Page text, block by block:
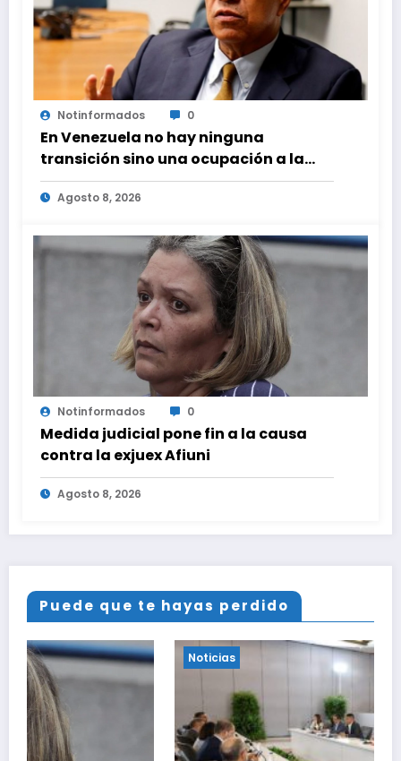
Notinformados 0
En Venezuela no hay ninguna
transición sino una ocupación a la
fuerza
Agosto 8, 2026
Notinformados 0
Medida judicial pone fin a la causa
contra la exjuex Afiuni
Agosto 8, 2026
Puede que te hayas perdido
Noticias